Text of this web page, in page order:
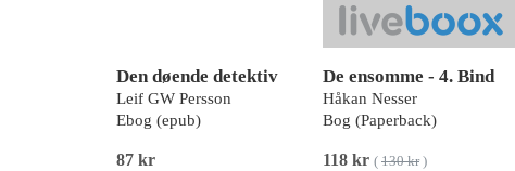
Den døende detektiv
Leif GW Persson
Ebog (epub)
87 kr
De ensomme - 4. Bind
Håkan Nesser
Bog (Paperback)
118 kr ( 130 kr)